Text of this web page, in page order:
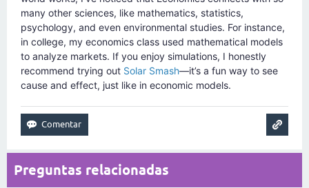
many other sciences, like mathematics, statistics,
psychology, and even environmental studies. For instance,
in college, my economics class used mathematical models
to analyze markets. If you enjoy simulations, I honestly
recommend trying out Solar Smash—it’s a fun way to see
cause and effect, just like in economic models.
Preguntas relacionadas